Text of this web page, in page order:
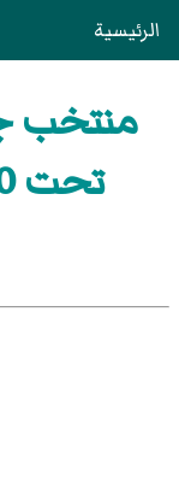
الرئيسية
منتخب